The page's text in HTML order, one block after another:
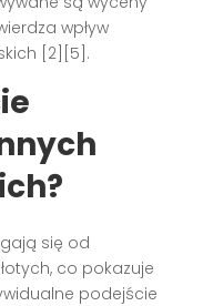
wpływ
[2][5].
się od
co pokazuje
podejście